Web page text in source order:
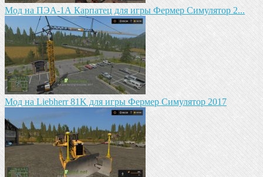
Мод на ПЭА-1А Карпатец для игры Фермер Симулятор 2...
Мод на Liebherr 81K для игры Фермер Симулятор 2017